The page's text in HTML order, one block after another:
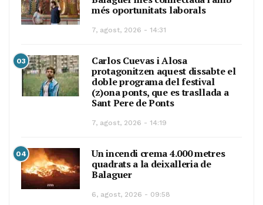
més oportunitats laborals
7, agost, 2026 - 14:31
03
Carlos Cuevas i Alosa
protagonitzen aquest dissabte el
doble programa del festival
(z)ona ponts, que es trasllada a
Sant Pere de Ponts
7, agost, 2026 - 14:19
04
Un incendi crema 4.000 metres
quadrats a la deixalleria de
Balaguer
6, agost, 2026 - 09:58